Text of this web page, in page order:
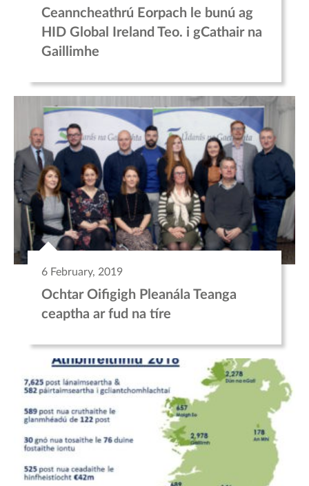
Ceanncheathrú Eorpach le bunú ag
HID Global Ireland Teo. i gCathair na
Gaillimhe
6 February, 2019
Ochtar Oifigigh Pleanála Teanga
ceaptha ar fud na tíre